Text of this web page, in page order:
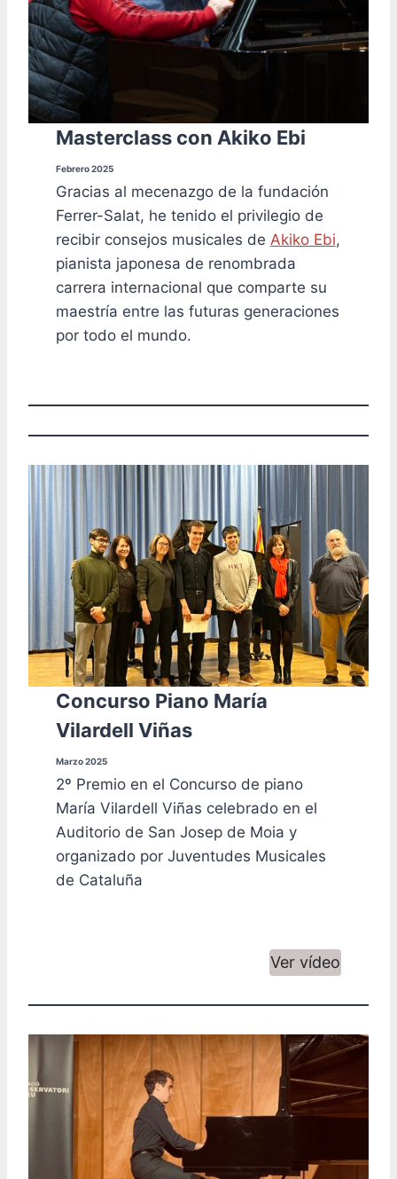
Masterclass con Akiko Ebi
Febrero 2025
Gracias al mecenazgo de la fundación
Ferrer-Salat, he tenido el privilegio de
recibir consejos musicales de Akiko Ebi,
pianista japonesa de renombrada
carrera internacional que comparte su
maestría entre las futuras generaciones
por todo el mundo.
Concurso Piano María
Vilardell Viñas
Marzo 2025
2º Premio en el Concurso de piano
María Vilardell Viñas celebrado en el
Auditorio de San Josep de Moia y
organizado por Juventudes Musicales
de Cataluña
Ver vídeo